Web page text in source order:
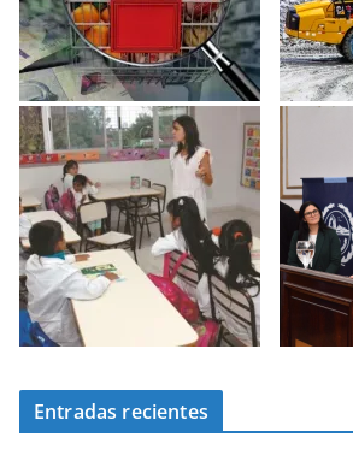
Entradas recientes